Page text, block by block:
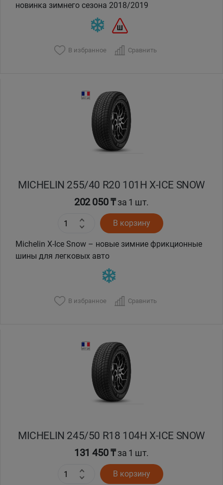
новинка зимнего сезона 2018/2019
В избранное Сравнить
MICHELIN 255/40 R20 101H X-ICE SNOW
202 050 ₸за 1 шт.
В корзину
Michelin X-Ice Snow – новые зимние фрикционные
шины для легковых авто
В избранное Сравнить
MICHELIN 245/50 R18 104H X-ICE SNOW
131 450 ₸за 1 шт.
В корзину